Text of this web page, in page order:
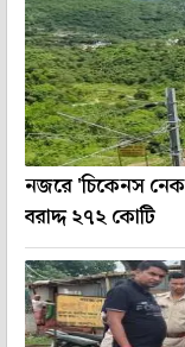
নজরে 'চিকেনস
বরাদ্দ ২৭২ কোটি